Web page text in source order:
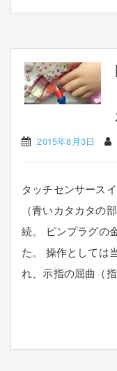
2015年8月3日
タッチセンサース
（青いカタカタの
続。 ピンプラグの
た。 操作としては
れ、示指の屈曲（